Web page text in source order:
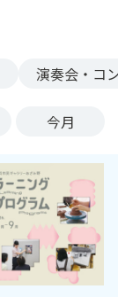
演奏会・コ
今月